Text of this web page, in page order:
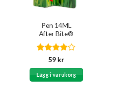
Pen 14ML
After Bite®
Betygsatt
4av 5
59 kr
Lägg i varukorg